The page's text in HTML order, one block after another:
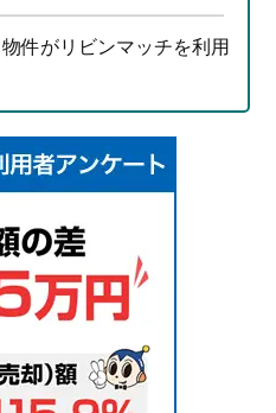
件がリビンマッチを利用